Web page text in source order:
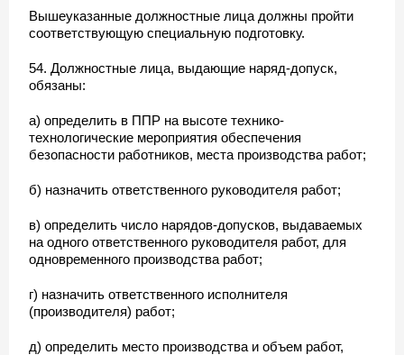
Вышеуказанные должностные лица должны пройти
соответствующую специальную подготовку.
54. Должностные лица, выдающие наряд-допуск,
обязаны:
а) определить в ППР на высоте технико-
технологические мероприятия обеспечения
безопасности работников, места производства работ;
б) назначить ответственного руководителя работ;
в) определить число нарядов-допусков, выдаваемых
на одного ответственного руководителя работ, для
одновременного производства работ;
г) назначить ответственного исполнителя
(производителя) работ;
д) определить место производства и объем работ,